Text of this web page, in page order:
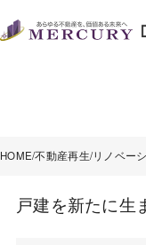
HOME 不動産再生 リノベー
戸建を新たに生